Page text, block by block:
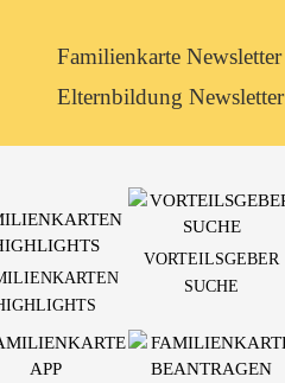
Newsletterkategorie
abonnieren
Familienkarte Newsletter
Elternbildung Newsletter
VORTEILSGEBER
SUCHE